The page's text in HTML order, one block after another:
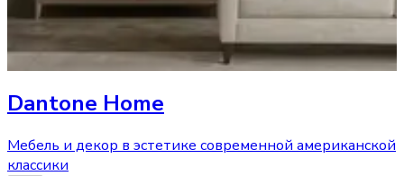
Dantone Home
Мебель и декор в эстетике современной американской
классики